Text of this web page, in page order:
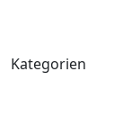
Kategorien